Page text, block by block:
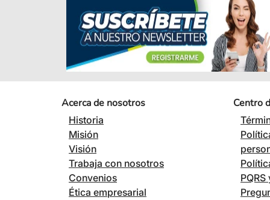
Acerca de nosotros
Historia
Misión
Visión
Trabaja con nosotros
Convenios
Ética empresarial
Centro